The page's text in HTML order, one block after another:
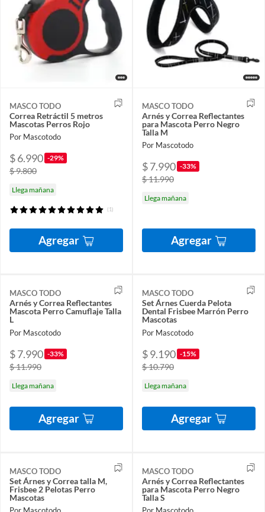
MASCO TODO
Correa Retráctil 5 metros
Mascotas Perros Rojo
Por Mascotodo
$ 6.990 -29%
$ 9.800
Llega mañana
(1)
Agregar
MASCO TODO
Arnés y Correa Reflectantes
para Mascota Perro Negro
Talla M
Por Mascotodo
$ 7.990 -33%
$ 11.990
Llega mañana
Agregar
MASCO TODO
Arnés y Correa Reflectantes
Mascota Perro Camuflaje Talla
L
Por Mascotodo
$ 7.990 -33%
$ 11.990
Llega mañana
Agregar
MASCO TODO
Set Árnes Cuerda Pelota
Dental Frisbee Marrón Perro
Mascotas
Por Mascotodo
$ 9.190 -15%
$ 10.790
Llega mañana
Agregar
MASCO TODO
Set Árnes y Correa talla M,
Frisbee 2 Pelotas Perro
Mascotas
MASCO TODO
Arnés y Correa Reflectantes
para Mascota Perro Negro
Talla S